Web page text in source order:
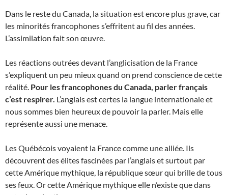
Dans le reste du Canada, la situation est encore plus grave, car
les minorités francophones s’effritent au fil des années.
L’assimilation fait son œuvre.
Les réactions outrées devant l’anglicisation de la France
s’expliquent un peu mieux quand on prend conscience de cette
réalité. Pour les francophones du Canada, parler français
c’est respirer. L’anglais est certes la langue internationale et
nous sommes bien heureux de pouvoir la parler. Mais elle
représente aussi une menace.
Les Québécois voyaient la France comme une alliée. Ils
découvrent des élites fascinées par l’anglais et surtout par
cette Amérique mythique, la république sœur qui brille de tous
ses feux. Or cette Amérique mythique elle n’existe que dans